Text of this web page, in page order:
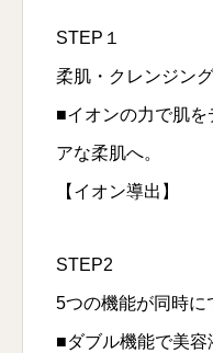
STEP１
柔肌・クレンジン
■イオンの力で肌を
アな柔肌へ。
【イオン導出】
STEP2
5つの機能が同時に
■ダブル機能で美